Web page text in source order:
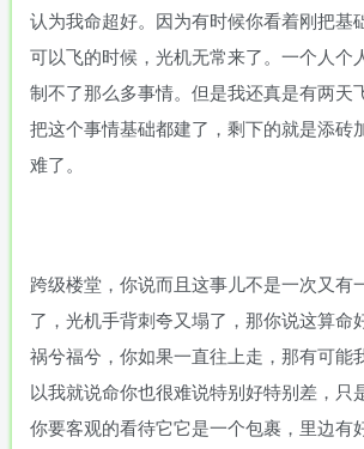
认为我命超好。因为有时候你看着刚把基
可以飞的时候，光机无常来了。一个人个
制不了那么多事情。但是我还真是有两天
把这个事情基础都建了，剩下的就是添砖
难了。
跨级楼堂，你说而且这事儿不是一次又有
了，光机手背刺夸又塌了，那你说这算命
祸兮福兮，你如果一直往上走，那有可能
以我就说命你也很难说特别好特别差，只
你要客观的看待它它是一个包裹，里边有